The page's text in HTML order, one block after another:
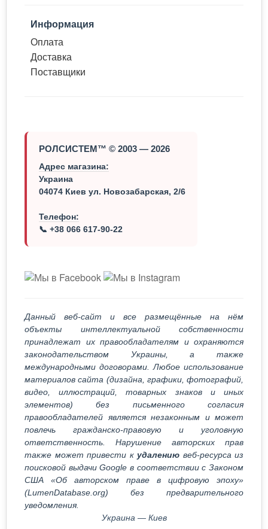
Информация
Оплата
Доставка
Поставщики
РОЛСИСТЕМ™ © 2003 — 2026
Адрес магазина:
Украина
04074 Киев ул. Новозабарская, 2/6
Телефон:
📞 +38 066 617-90-22
Данный веб-сайт и все размещённые на нём
объекты интеллектуальной собственности
принадлежат их правообладателям и охраняются
законодательством Украины, а также
международными договорами. Любое использование
материалов сайта (дизайна, графики, фотографий,
видео, иллюстраций, товарных знаков и иных
элементов) без письменного согласия
правообладателей является незаконным и может
повлечь гражданско-правовую и уголовную
ответственность. Нарушение авторских прав
также может привести к удалению веб-ресурса из
поисковой выдачи Google в соответствии с Законом
США «Об авторском праве в цифровую эпоху»
(LumenDatabase.org) без предварительного
уведомления.
Украина — Киев